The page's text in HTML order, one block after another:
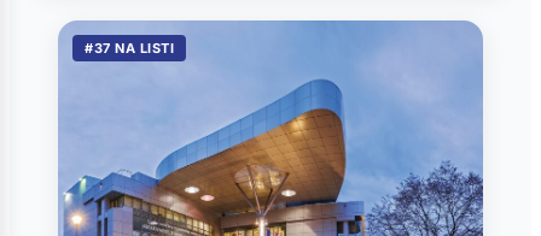
#37 NA LISTI